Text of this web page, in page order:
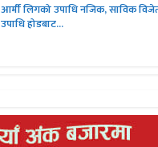
आर्मी लिगको उपाधि नजिक, साविक
उपाधि होडबाट...